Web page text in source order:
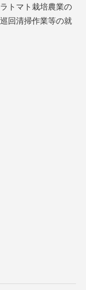
トマト栽培農業の
回清掃作業等の就